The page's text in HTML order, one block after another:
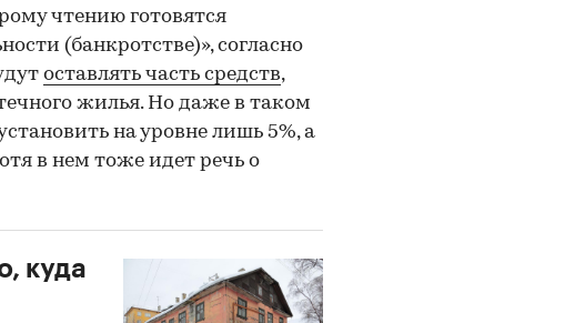
чтению готовятся
(банкротстве)», согласно
оставлять часть средств,
жилья. Но даже в таком
на уровне лишь 5%, а
в нем тоже идет речь о
куда